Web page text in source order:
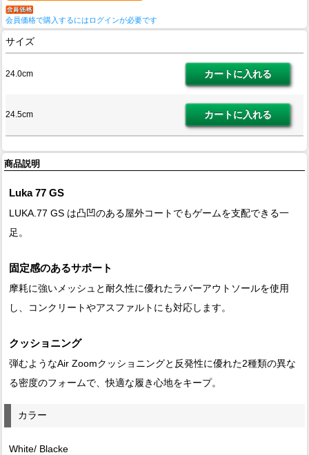
会員価格で購入するにはログインが必要です
サイズ
24.0cm
24.5cm
商品説明
Luka 77 GS
LUKA.77 GS は凸凹のある屋外コートでもゲームを支配できる一
足。
固定感のあるサポート
摩耗に強いメッシュと耐久性に優れたラバーアウトソールを使用
し、コンクリートやアスファルトにも対応します。
クッショニング
弾むようなAir Zoomクッショニングと反発性に優れた2種類の異な
る密度のフォームで、快適な履き心地をキープ。
カラー
White/ Blacke